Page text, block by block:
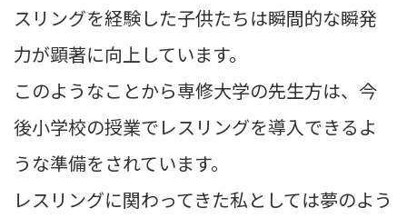
スリングを経験した子供たちは瞬間的な瞬発
力が顕著に向上しています。
このようなことから専修大学の先生方は、今
後小学校の授業でレスリングを導入できるよ
うな準備をされています。
レスリングに関わってきた私としては夢のよう